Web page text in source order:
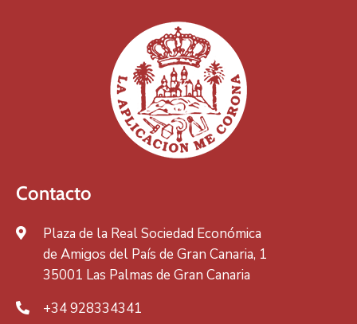
Contacto
Plaza de la Real Sociedad Económica
de Amigos del País de Gran Canaria, 1
35001 Las Palmas de Gran Canaria
+34 928334341